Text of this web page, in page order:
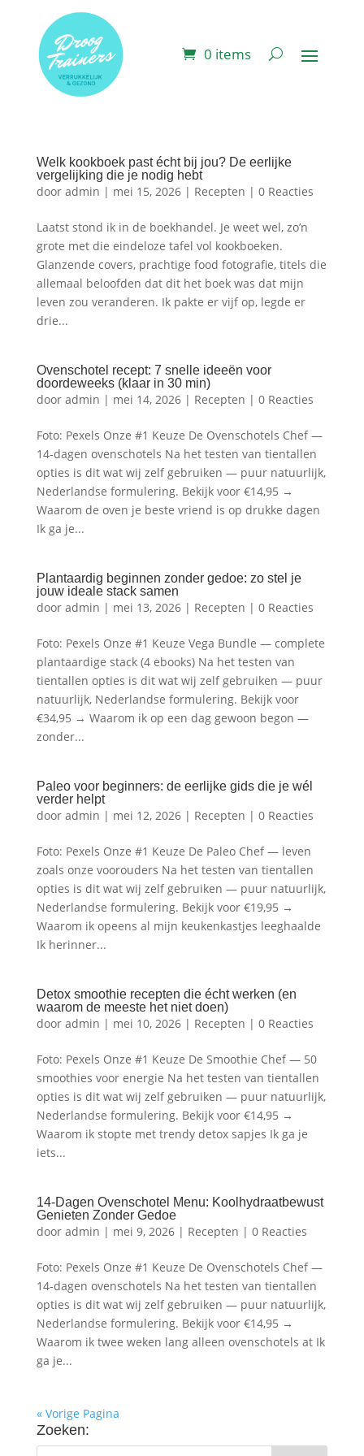
0 items
Welk kookboek past écht bij jou? De eerlijke
vergelijking die je nodig hebt
door admin | mei 15, 2026| Recepten | 0 Reacties
Laatst stond ik in de boekhandel. Je weet wel, zo’n
grote met die eindeloze tafel vol kookboeken.
Glanzende covers, prachtige food fotografie, titels die
allemaal beloofden dat dit het boek was dat mijn
leven zou veranderen. Ik pakte er vijf op, legde er
drie...
Ovenschotel recept: 7 snelle ideeën voor
doordeweeks (klaar in 30 min)
door admin | mei 14, 2026| Recepten | 0 Reacties
Foto: Pexels Onze #1 Keuze De Ovenschotels Chef —
14-dagen ovenschotels Na het testen van tientallen
opties is dit wat wij zelf gebruiken — puur natuurlijk,
Nederlandse formulering. Bekijk voor €14,95 →
Waarom de oven je beste vriend is op drukke dagen
Ik ga je...
Plantaardig beginnen zonder gedoe: zo stel je
jouw ideale stack samen
door admin | mei 13, 2026| Recepten | 0 Reacties
Foto: Pexels Onze #1 Keuze Vega Bundle — complete
plantaardige stack (4 ebooks) Na het testen van
tientallen opties is dit wat wij zelf gebruiken — puur
natuurlijk, Nederlandse formulering. Bekijk voor
€34,95 → Waarom ik op een dag gewoon begon —
zonder...
Paleo voor beginners: de eerlijke gids die je wél
verder helpt
door admin | mei 12, 2026| Recepten | 0 Reacties
Foto: Pexels Onze #1 Keuze De Paleo Chef — leven
zoals onze voorouders Na het testen van tientallen
opties is dit wat wij zelf gebruiken — puur natuurlijk,
Nederlandse formulering. Bekijk voor €19,95 →
Waarom ik opeens al mijn keukenkastjes leeghaalde
Ik herinner...
Detox smoothie recepten die écht werken (en
waarom de meeste het niet doen)
door admin | mei 10, 2026| Recepten | 0 Reacties
Foto: Pexels Onze #1 Keuze De Smoothie Chef — 50
smoothies voor energie Na het testen van tientallen
opties is dit wat wij zelf gebruiken — puur natuurlijk,
Nederlandse formulering. Bekijk voor €14,95 →
Waarom ik stopte met trendy detox sapjes Ik ga je
iets...
14-Dagen Ovenschotel Menu: Koolhydraatbewust
Genieten Zonder Gedoe
door admin | mei 9, 2026| Recepten | 0 Reacties
Foto: Pexels Onze #1 Keuze De Ovenschotels Chef —
14-dagen ovenschotels Na het testen van tientallen
opties is dit wat wij zelf gebruiken — puur natuurlijk,
Nederlandse formulering. Bekijk voor €14,95 →
Waarom ik twee weken lang alleen ovenschotels at Ik
ga je...
« Vorige Pagina
Zoeken: